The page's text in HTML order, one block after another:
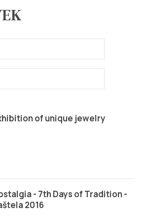
of unique jewelry
- 7th Days of Tradition -
2016